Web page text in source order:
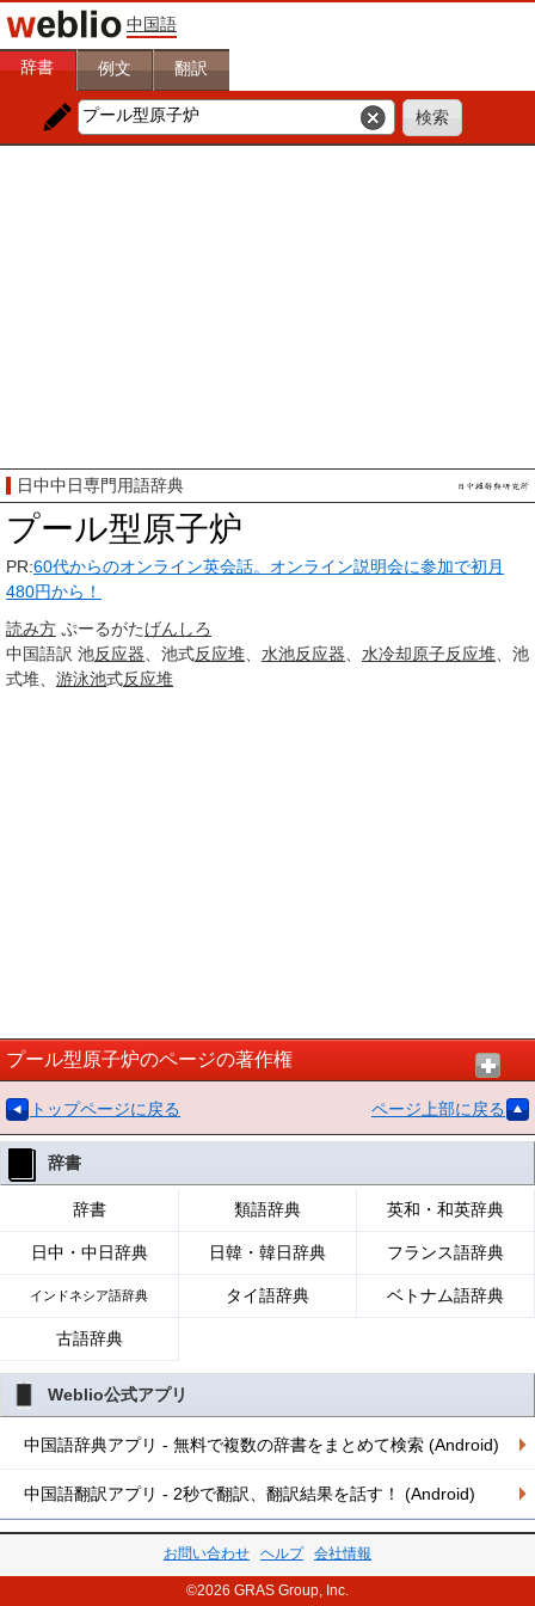
中国語
辞書 例文 翻訳
日中中日専門用語辞典
プール型原子炉
PR:60代からのオンライン英会話。オンライン説明会に参加で初月
480円から！
読み方 ぷーるがたげんしろ
中国語訳 池反应器 、池式反应堆 水池反应器 水冷却原子反应堆 、池
式堆、 游泳池式反应堆
プール型原子炉のページの著作権
トップページに戻る ページ上部に戻る
辞書
辞書 類語辞典 英和・和英辞典
日中・中日辞典 日韓・韓日辞典 フランス語辞典
インドネシア語辞典 タイ語辞典 ベトナム語辞典
古語辞典
Weblio公式アプリ
中国語辞典アプリ - 無料で複数の辞書をまとめて検索 (Android)
中国語翻訳アプリ - 2秒で翻訳、翻訳結果を話す！ (Android)
お問い合わせ ヘルプ 会社情報
©2026 GRAS Group, Inc.